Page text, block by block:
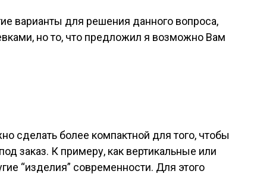
варианты для решения данного вопроса,
но то, что предложил я возможно Вам
сделать более компактной для того, чтобы
заказ. К примеру, как вертикальные или
“изделия” современности. Для этого